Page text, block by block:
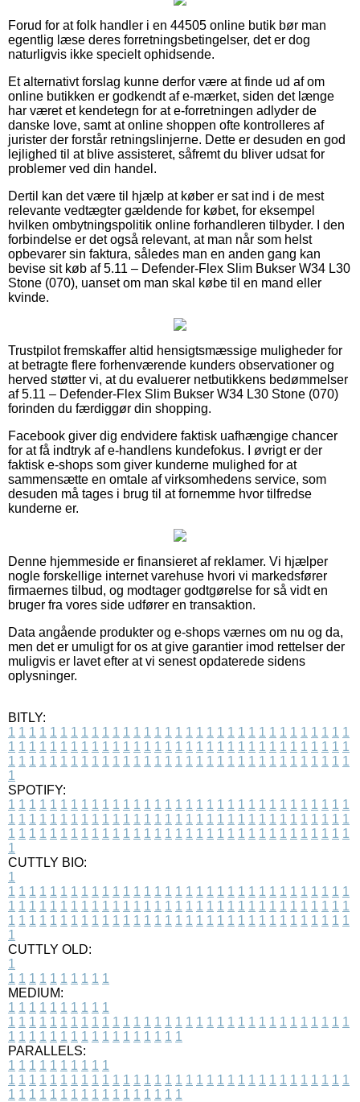
Forud for at folk handler i en 44505 online butik bør man
egentlig læse deres forretningsbetingelser, det er dog
naturligvis ikke specielt ophidsende.
Et alternativt forslag kunne derfor være at finde ud af om
online butikken er godkendt af e-mærket, siden det længe
har været et kendetegn for at e-forretningen adlyder de
danske love, samt at online shoppen ofte kontrolleres af
jurister der forstår retningslinjerne. Dette er desuden en god
lejlighed til at blive assisteret, såfremt du bliver udsat for
problemer ved din handel.
Dertil kan det være til hjælp at køber er sat ind i de mest
relevante vedtægter gældende for købet, for eksempel
hvilken ombytningspolitik online forhandleren tilbyder. I den
forbindelse er det også relevant, at man når som helst
opbevarer sin faktura, således man en anden gang kan
bevise sit køb af 5.11 – Defender-Flex Slim Bukser W34 L30
Stone (070), uanset om man skal købe til en mand eller
kvinde.
Trustpilot fremskaffer altid hensigtsmæssige muligheder for
at betragte flere forhenværende kunders observationer og
herved støtter vi, at du evaluerer netbutikkens bedømmelser
af 5.11 – Defender-Flex Slim Bukser W34 L30 Stone (070)
forinden du færdiggør din shopping.
Facebook giver dig endvidere faktisk uafhængige chancer
for at få indtryk af e-handlens kundefokus. I øvrigt er der
faktisk e-shops som giver kunderne mulighed for at
sammensætte en omtale af virksomhedens service, som
desuden må tages i brug til at fornemme hvor tilfredse
kunderne er.
Denne hjemmeside er finansieret af reklamer. Vi hjælper
nogle forskellige internet varehuse hvori vi markedsfører
firmaernes tilbud, og modtager godtgørelse for så vidt en
bruger fra vores side udfører en transaktion.
Data angående produkter og e-shops værnes om nu og da,
men det er umuligt for os at give garantier imod rettelser der
muligvis er lavet efter at vi senest opdaterede sidens
oplysninger.
BITLY:
1 1 1 1 1 1 1 1 1 1 1 1 1 1 1 1 1 1 1 1 1 1 1 1 1 1 1 1 1 1 1 1 1
1 1 1 1 1 1 1 1 1 1 1 1 1 1 1 1 1 1 1 1 1 1 1 1 1 1 1 1 1 1 1 1 1
1 1 1 1 1 1 1 1 1 1 1 1 1 1 1 1 1 1 1 1 1 1 1 1 1 1 1 1 1 1 1 1 1
1
SPOTIFY:
1 1 1 1 1 1 1 1 1 1 1 1 1 1 1 1 1 1 1 1 1 1 1 1 1 1 1 1 1 1 1 1 1
1 1 1 1 1 1 1 1 1 1 1 1 1 1 1 1 1 1 1 1 1 1 1 1 1 1 1 1 1 1 1 1 1
1 1 1 1 1 1 1 1 1 1 1 1 1 1 1 1 1 1 1 1 1 1 1 1 1 1 1 1 1 1 1 1 1
1
CUTTLY BIO:
1
1 1 1 1 1 1 1 1 1 1 1 1 1 1 1 1 1 1 1 1 1 1 1 1 1 1 1 1 1 1 1 1 1
1 1 1 1 1 1 1 1 1 1 1 1 1 1 1 1 1 1 1 1 1 1 1 1 1 1 1 1 1 1 1 1 1
1 1 1 1 1 1 1 1 1 1 1 1 1 1 1 1 1 1 1 1 1 1 1 1 1 1 1 1 1 1 1 1 1
1
CUTTLY OLD:
1
1 1 1 1 1 1 1 1 1 1
MEDIUM:
1 1 1 1 1 1 1 1 1 1
1 1 1 1 1 1 1 1 1 1 1 1 1 1 1 1 1 1 1 1 1 1 1 1 1 1 1 1 1 1 1 1 1
1 1 1 1 1 1 1 1 1 1 1 1 1 1 1 1 1
PARALLELS:
1 1 1 1 1 1 1 1 1 1
1 1 1 1 1 1 1 1 1 1 1 1 1 1 1 1 1 1 1 1 1 1 1 1 1 1 1 1 1 1 1 1 1
1 1 1 1 1 1 1 1 1 1 1 1 1 1 1 1 1